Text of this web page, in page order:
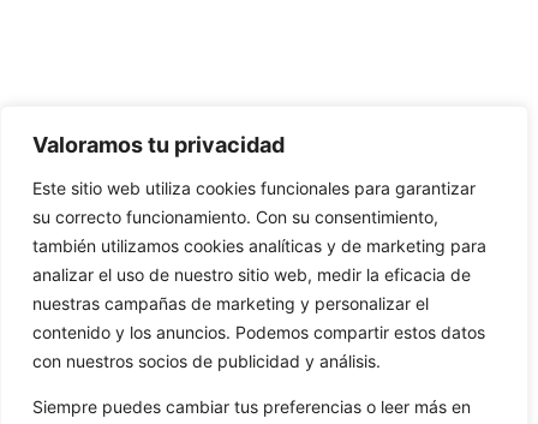
Valoramos tu privacidad
Este sitio web utiliza cookies funcionales para garantizar
su correcto funcionamiento. Con su consentimiento,
también utilizamos cookies analíticas y de marketing para
analizar el uso de nuestro sitio web, medir la eficacia de
nuestras campañas de marketing y personalizar el
contenido y los anuncios. Podemos compartir estos datos
con nuestros socios de publicidad y análisis.
Siempre puedes cambiar tus preferencias o leer más en